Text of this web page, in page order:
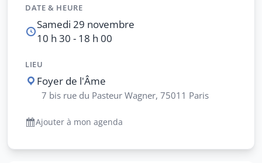
DATE & HEURE
Samedi 29 novembre
10 h 30 - 18 h 00
LIEU
Foyer de l'Âme
7 bis rue du Pasteur Wagner, 75011 Paris
Ajouter à mon agenda